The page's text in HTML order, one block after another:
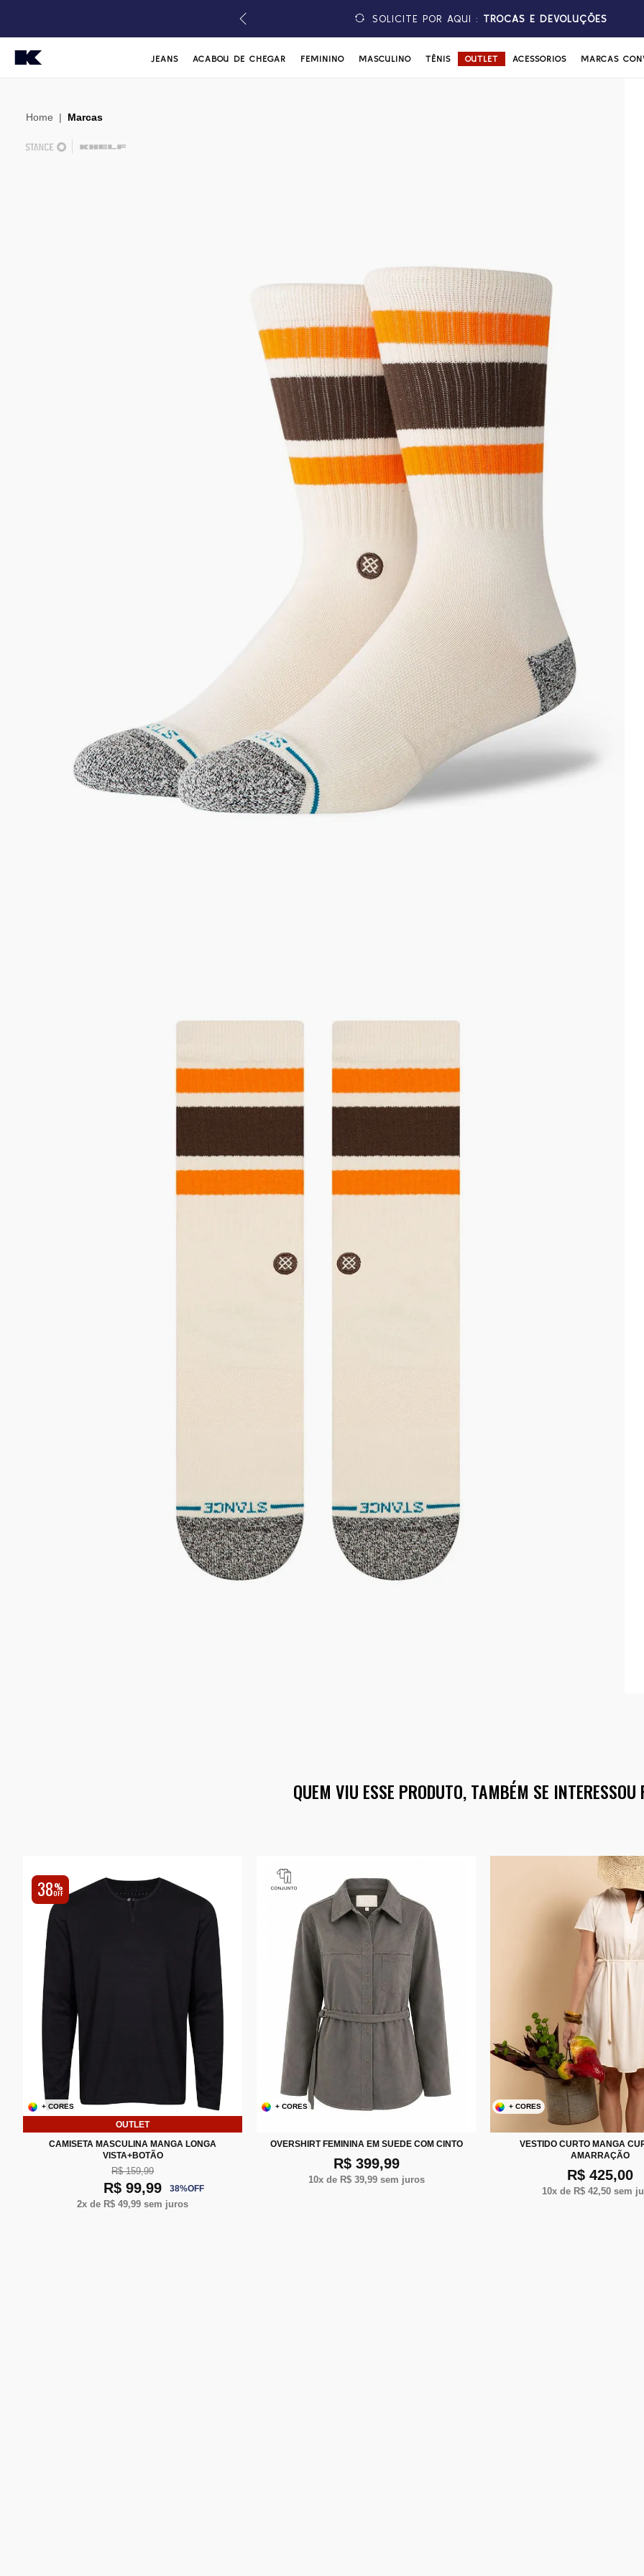
SOLICITE POR AQUI : TROCAS E DEVOLUÇÕES
JEANS ACABOU DE CHEGAR FEMININO MASCULINO TÊNIS OUTLET ACESSÓRIOS MARCAS
Home | Marcas
QUEM VIU ESSE PRODUTO, TAMBÉM SE INTERESSOU
38%
OFF
OUTLET
+ CORES
CAMISETA MASCULINA MANGA LONGA
VISTA+BOTÃO
R$ 159,99
R$ 99,99 38%OFF
2x de R$ 49,99 sem juros
+ CORES
OVERSHIRT FEMININA EM SUEDE COM CINTO
R$ 399,99
10x de R$ 39,99sem juros
P M G
+ CORES
VESTIDO CURTO MANGA
AMARRAÇÃO
R$ 425,00
10x de R$ 42,50sem
P M G